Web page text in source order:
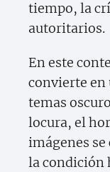
tiempo, la
autoritarios.
En este
convierte en
temas
locura, el
imágenes
la condición